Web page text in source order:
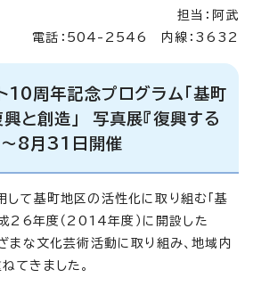
担当：阿武
電話：504-2546 内線：3632
10周年記念プログラム「基町
創造」 写真展『復興する
8月31日開催
して基町地区の活性化に取り組む「基
成26年度（2014年度）に開設した
まな文化芸術活動に取り組み、地域内
てきました。